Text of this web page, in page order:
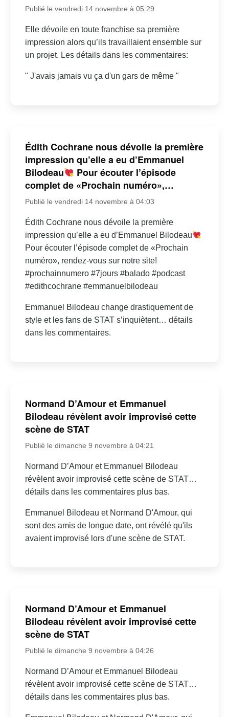
Publié le vendredi 14 novembre à 05:29
Elle dévoile en toute franchise sa première
impression alors qu’ils travaillaient ensemble sur
un projet. Les détails dans les commentaires:
" J'avais jamais vu ça d'un gars de même "
Édith Cochrane nous dévoile la première
impression qu’elle a eu d’Emmanuel
Bilodeau
Pour écouter l’épisode
complet de «Prochain numéro»,…
Publié le vendredi 14 novembre à 04:03
Édith Cochrane nous dévoile la première
impression qu’elle a eu d’Emmanuel Bilodeau
Pour écouter l’épisode complet de «Prochain
numéro», rendez-vous sur notre site!
#prochainnumero #7jours #balado #podcast
#edithcochrane #emmanuelbilodeau
Emmanuel Bilodeau change drastiquement de
style et les fans de STAT s’inquiètent… détails
dans les commentaires.
Normand D’Amour et Emmanuel
Bilodeau révèlent avoir improvisé cette
scène de STAT
Publié le dimanche 9 novembre à 04:21
Normand D’Amour et Emmanuel Bilodeau
révèlent avoir improvisé cette scène de STAT…
détails dans les commentaires plus bas.
Emmanuel Bilodeau et Normand D'Amour, qui
sont des amis de longue date, ont révélé qu'ils
avaient improvisé lors d'une scène de STAT.
Normand D’Amour et Emmanuel
Bilodeau révèlent avoir improvisé cette
scène de STAT
Publié le dimanche 9 novembre à 04:26
Normand D’Amour et Emmanuel Bilodeau
révèlent avoir improvisé cette scène de STAT…
détails dans les commentaires plus bas.